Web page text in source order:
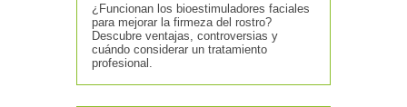
¿Funcionan los bioestimuladores faciales
para mejorar la firmeza del rostro?
Descubre ventajas, controversias y
cuándo considerar un tratamiento
profesional.